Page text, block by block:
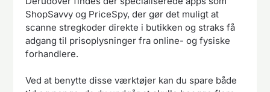
ShopSavvy og PriceSpy, der gør det muligt at
scanne stregkoder direkte i butikken og straks få
adgang til prisoplysninger fra online- og fysiske
forhandlere.
Ved at benytte disse værktøjer kan du spare både